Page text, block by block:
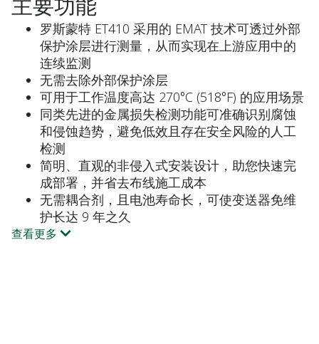
罗斯蒙特 ET410 采用的 EMAT 技术可透过外部
保护涂层进行测量，从而实现在上游应用中的
连续监测
无需去除外部保护涂层
可用于工作温度高达 270°C (518°F) 的应用场景
同类先进的金属损失检测功能可准确识别腐蚀
和侵蚀趋势，避免低效且存在安全风险的人工
检测
简明、直观的非侵入式安装设计，助您快速完
成部署，并省去布线施工成本
无需耦合剂，且电池寿命长，可使变送器免维
护长达 9 年之久
查看更多